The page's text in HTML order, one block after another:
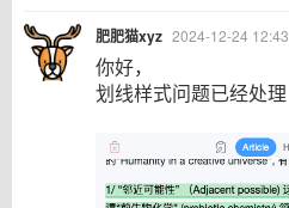
肥肥猫xyz 2024-12-24 12:43
你好，
划线样式问题已经处理